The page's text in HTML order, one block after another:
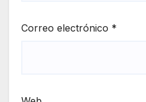
Correo electrónico *